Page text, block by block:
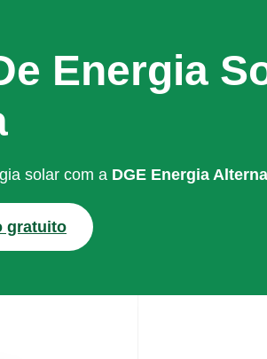
Energia
solar com a DGE Energia
gratuito